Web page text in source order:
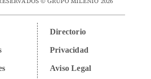
Directorio
Privacidad
Aviso Legal